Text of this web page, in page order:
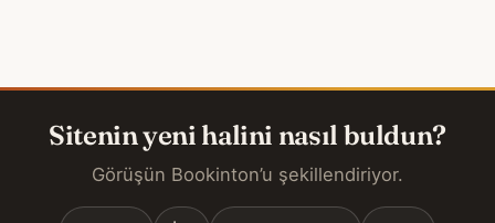
Sitenin yeni halini nasıl buldun?
Görüşün Bookinton’u şekillendiriyor.